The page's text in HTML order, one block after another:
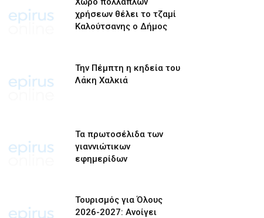
χρήσεων θέλει το τζαμί
Καλούτσανης ο Δήμος
Την Πέμπτη η κηδεία του
Λάκη Χαλκιά
Τα πρωτοσέλιδα των
γιαννιώτικων
εφημερίδων
Τουρισμός για Όλους
2026-2027: Ανοίγει